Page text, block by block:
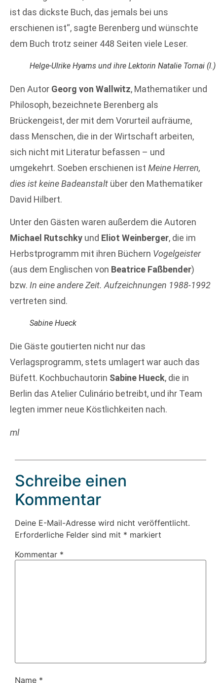
ist das dickste Buch, das jemals bei uns
erschienen ist“, sagte Berenberg und wünschte
dem Buch trotz seiner 448 Seiten viele Leser.
Helge-Ulrike Hyams und ihre Lektorin Natalie Tornai (l.)
Den Autor Georg von Wallwitz, Mathematiker und
Philosoph, bezeichnete Berenberg als
Brückengeist, der mit dem Vorurteil aufräume,
dass Menschen, die in der Wirtschaft arbeiten,
sich nicht mit Literatur befassen – und
umgekehrt. Soeben erschienen ist Meine Herren,
dies ist keine Badeanstalt über den Mathematiker
David Hilbert.
Unter den Gästen waren außerdem die Autoren
Michael Rutschky und Eliot Weinberger, die im
Herbstprogramm mit ihren Büchern Vogelgeister
(aus dem Englischen von Beatrice Faßbender)
bzw. In eine andere Zeit. Aufzeichnungen 1988-1992
vertreten sind.
Sabine Hueck
Die Gäste goutierten nicht nur das
Verlagsprogramm, stets umlagert war auch das
Büfett. Kochbuchautorin Sabine Hueck, die in
Berlin das Atelier Culinário betreibt, und ihr Team
legten immer neue Köstlichkeiten nach.
ml
Schreibe einen
Kommentar
Deine E-Mail-Adresse wird nicht veröffentlicht.
Erforderliche Felder sind mit * markiert
Kommentar *
Name *